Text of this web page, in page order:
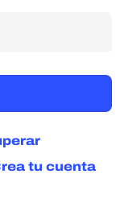
tu cuenta